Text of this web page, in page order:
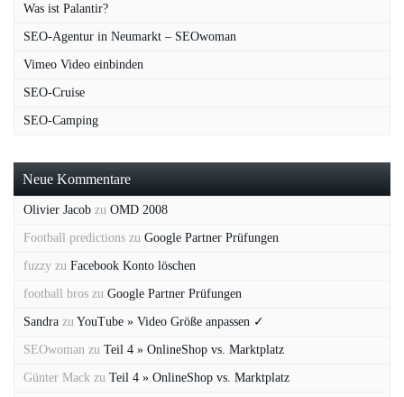
Was ist Palantir?
SEO-Agentur in Neumarkt – SEOwoman
Vimeo Video einbinden
SEO-Cruise
SEO-Camping
Neue Kommentare
Olivier Jacob zu OMD 2008
Football predictions zu Google Partner Prüfungen
fuzzy zu Facebook Konto löschen
football bros zu Google Partner Prüfungen
Sandra zu YouTube » Video Größe anpassen ✓
SEOwoman zu Teil 4 » OnlineShop vs. Marktplatz
Günter Mack zu Teil 4 » OnlineShop vs. Marktplatz